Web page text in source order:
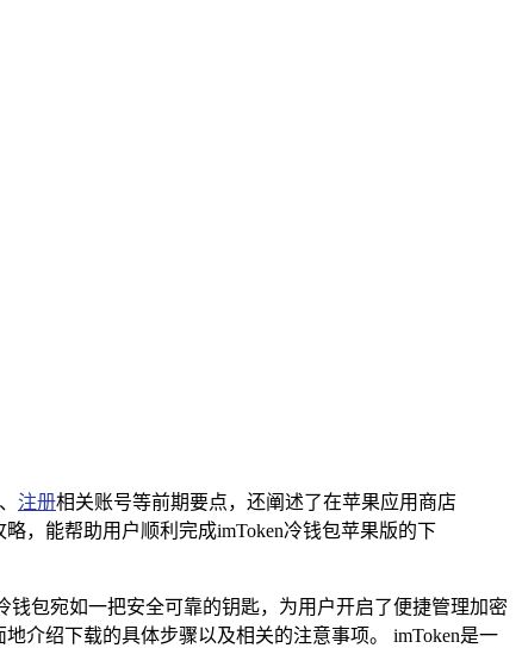
注册相关账号等前期要点，还阐述了在苹果应用商店
，能帮助用户顺利完成imToken冷钱包苹果版的下
包宛如一把安全可靠的钥匙，为用户开启了便捷管理加密
介绍下载的具体步骤以及相关的注意事项。 imToken是一